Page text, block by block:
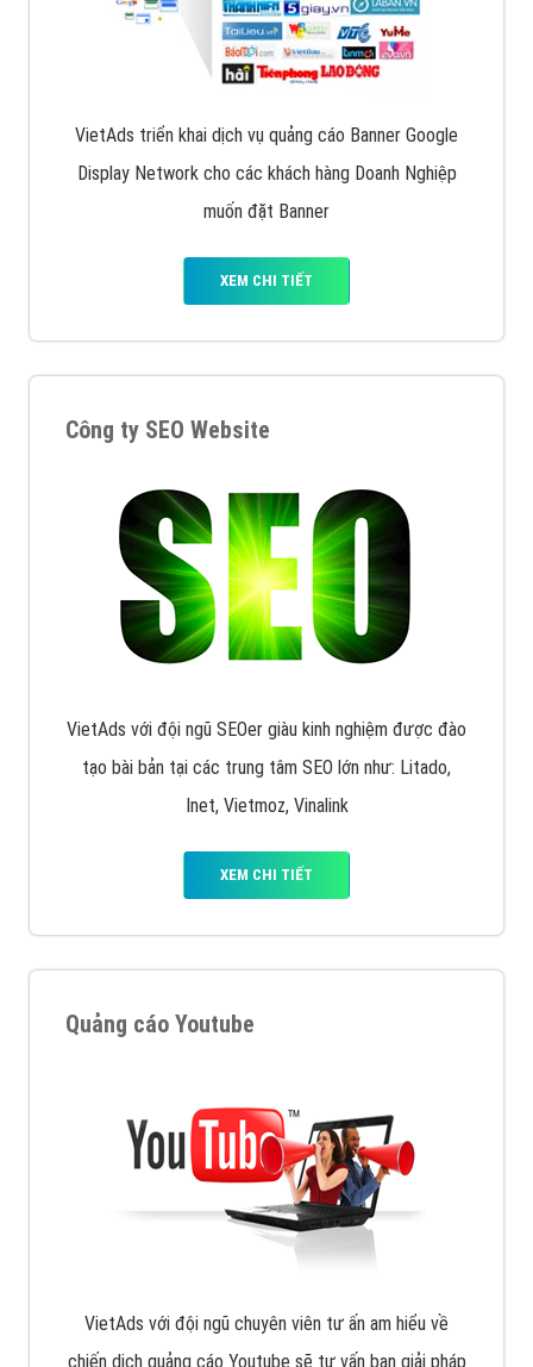
VietAds triển khai dịch vụ quảng cáo Banner Google
Display Network cho các khách hàng Doanh Nghiệp
muốn đặt Banner
XEM CHI TIẾT
Công ty SEO Website
VietAds với đội ngũ SEOer giàu kinh nghiệm được đào
tạo bài bản tại các trung tâm SEO lớn như: Litado,
Inet, Vietmoz, Vinalink
XEM CHI TIẾT
Quảng cáo Youtube
VietAds với đội ngũ chuyên viên tư ấn am hiểu về
chiến dịch quảng cáo Youtube sẽ tư vấn bạn giải pháp